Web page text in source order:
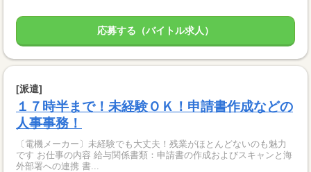
応募する（バイトル求人）
[派遣]
１７時半まで！未経験ＯＫ！申請書作成などの
人事事務！
〔電機メーカー〕未経験でも大丈夫！残業がほとんどないのも魅力
です お仕事の内容 給与関係書類：申請書の作成およびスキャンと海
外部署への連携 書...